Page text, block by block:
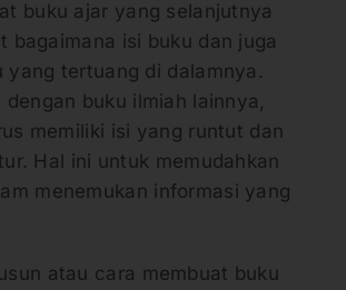
buku ajar yang selanjutnya
bagaimana isi buku dan juga
yang tertuang di dalamnya.
buku ilmiah lainnya,
memiliki isi yang runtut dan
Hal ini untuk memudahkan
menemukan informasi yang
atau cara membuat buku